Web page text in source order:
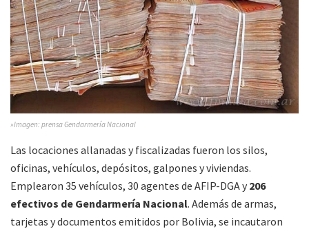
»Imagen: prensa Gendarmería Nacional
Las locaciones allanadas y fiscalizadas fueron los silos,
oficinas, vehículos, depósitos, galpones y viviendas.
Emplearon 35 vehículos, 30 agentes de AFIP-DGA y 206
efectivos de Gendarmería Nacional. Además de armas,
tarjetas y documentos emitidos por Bolivia, se incautaron